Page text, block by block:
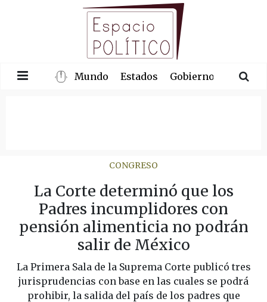
Mundo Estados Gobierno
CONGRESO
La Corte determinó que los
Padres incumplidores con
pensión alimenticia no podrán
salir de México
La Primera Sala de la Suprema Corte publicó tres
jurisprudencias con base en las cuales se podrá
prohibir, la salida del país de los padres que